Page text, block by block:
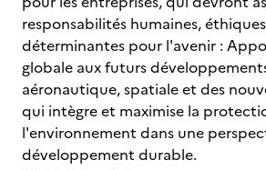
responsabilités humaines,
déterminantes pour l'avenir :
globale aux futurs
aéronautique, spatiale et des
qui intègre et maximise la
l'environnement dans une
développement durable.